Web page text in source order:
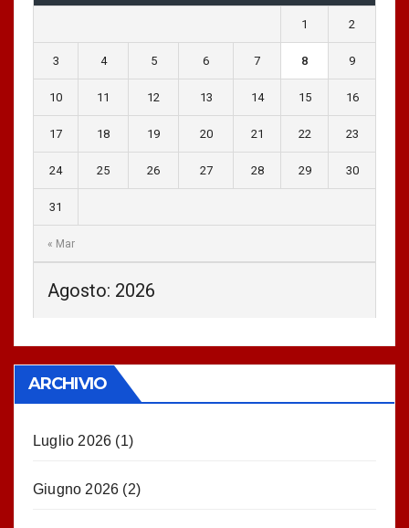
Agosto: 2026
« Mar
1 2
3 4 5 6 7 8 9
10 11 12 13 14 15 16
17 18 19 20 21 22 23
24 25 26 27 28 29 30
31
ARCHIVIO
Luglio 2026 (1)
Giugno 2026 (2)